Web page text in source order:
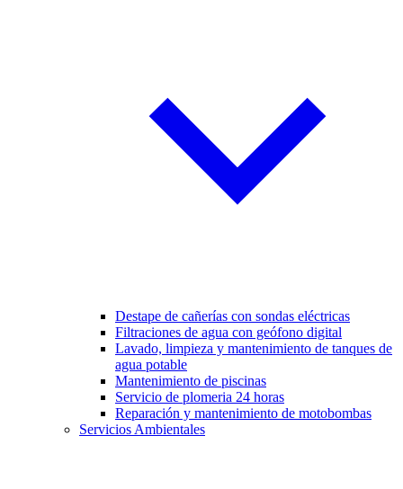
Destape de cañerías con sondas eléctricas
Filtraciones de agua con geófono digital
Lavado, limpieza y mantenimiento de tanques de
agua potable
Mantenimiento de piscinas
Servicio de plomeria 24 horas
Reparación y mantenimiento de motobombas
Servicios Ambientales